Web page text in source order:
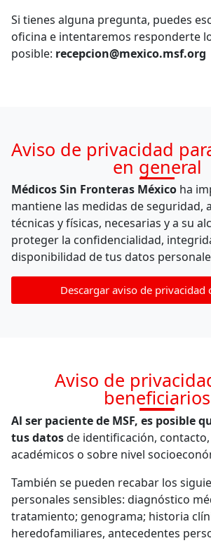
Si tienes alguna pregunta, puedes
oficina e intentaremos responderte
posible: recepcion@mexico.msf.org
Aviso de privacidad
en general
Médicos Sin Fronteras México ha
mantiene las medidas de seguridad,
técnicas y físicas, necesarias y a su
proteger la confidencialidad,
disponibilidad de tus datos
Descargar aviso de privacidad
Aviso de
beneficiarios
Al ser paciente de MSF, es posible
tus datosde identificación,
académicos o sobre nivel
También se pueden recabar los
personales sensibles: diagnóstico
tratamiento; genograma; historia
heredofamiliares, antecedentes